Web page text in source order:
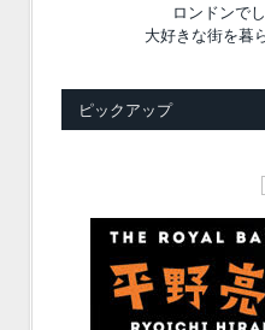
ロンドンで
大好きな街を暮
ピックアップ